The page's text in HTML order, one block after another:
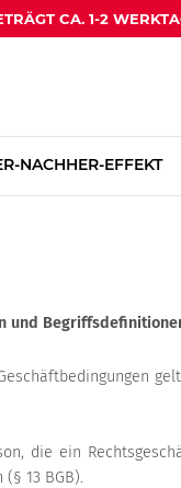
CA. 1-2
NACHHER-EFFEKT
und
die ein
13 BGB).